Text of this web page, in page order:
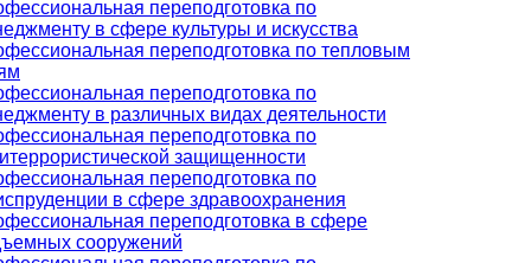
переподготовка по
в сфере культуры и искусства
переподготовка по тепловым
переподготовка по
в различных видах деятельности
переподготовка по
защищенности
переподготовка по
в сфере здравоохранения
переподготовка в сфере
сооружений